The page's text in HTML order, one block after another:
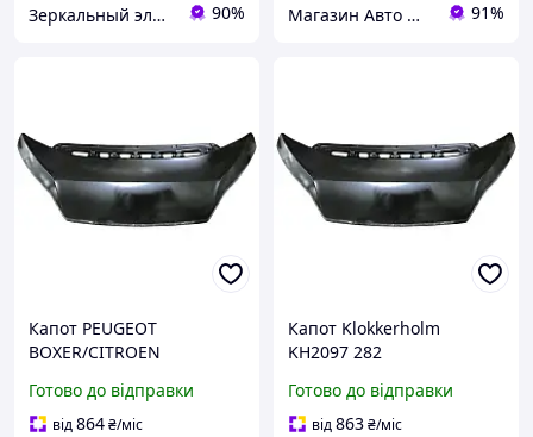
Зеркальный элемент 90% Магазин Авто Швидкість 91%
Капот PEUGEOT
BOXER/CITROEN
(250_) 2005- г.
Готово до відправки
від864₴/міс
Капот Klokkerholm
KH2097 282
Готово до відправки
від863₴/міс